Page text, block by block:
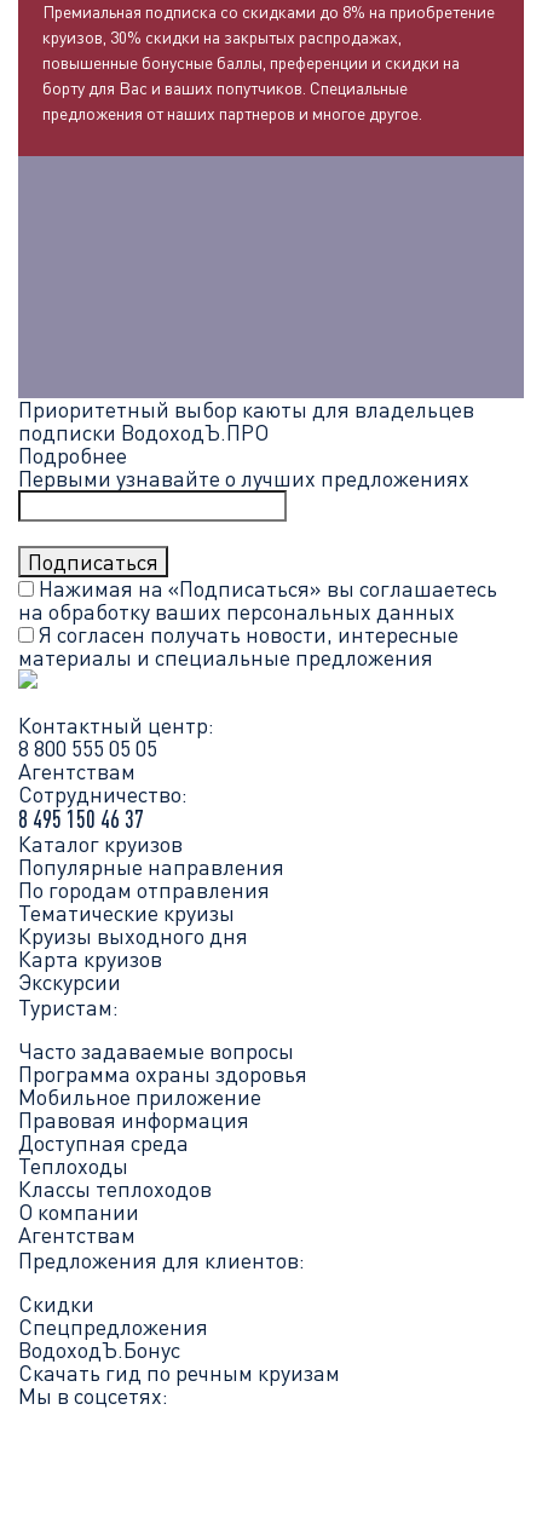
Премиальная подписка со скидками до 8% на приобретение
круизов, 30% скидки на закрытых распродажах,
повышенные бонусные баллы, преференции и скидки на
борту для Вас и ваших попутчиков. Специальные
предложения от наших партнеров и многое другое.
Приоритетный выбор каюты для владельцев
подписки ВодоходЪ.ПРО
Подробнее
Первыми узнавайте о лучших предложениях
Нажимая на «Подписаться» вы соглашаетесь
на обработку ваших персональных данных
Я согласен получать новости, интересные
материалы и специальные предложения
Контактный центр:
8 800 555 05 05
Агентствам
Сотрудничество:
8 495 150 46 37
Каталог круизов
Популярные направления
По городам отправления
Тематические круизы
Круизы выходного дня
Карта круизов
Экскурсии
Туристам:
Часто задаваемые вопросы
Программа охраны здоровья
Мобильное приложение
Правовая информация
Доступная среда
Теплоходы
Классы теплоходов
О компании
Агентствам
Предложения для клиентов:
Скидки
Спецпредложения
ВодоходЪ.Бонус
Скачать гид по речным круизам
Мы в соцсетях: